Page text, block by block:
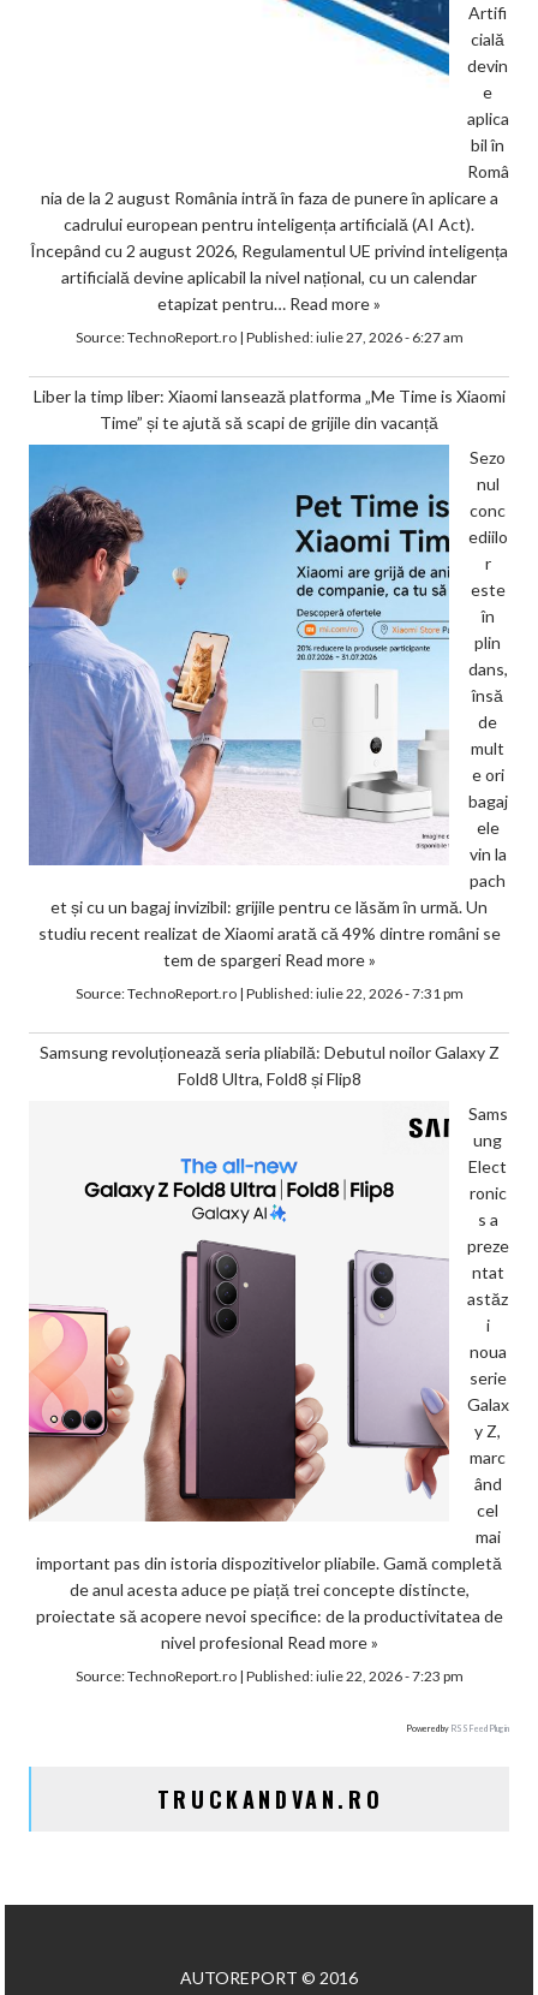
Artifi
cială
devin
e
aplica
bil în
Româ
nia de la 2 august România intră în faza de punere în aplicare a
cadrului european pentru inteligența artificială (AI Act).
Începând cu 2 august 2026, Regulamentul UE privind inteligența
artificială devine aplicabil la nivel național, cu un calendar
etapizat pentru… Read more »
Source:TechnoReport.ro| Published:iulie 27, 2026 - 6:27 am
Liber la timp liber: Xiaomi lansează platforma „Me Time is Xiaomi
Time” și te ajută să scapi de grijile din vacanță
Sezo
nul
conc
ediilo
r
este
în
plin
dans,
însă
de
mult
e ori
bagaj
ele
vin la
pach
et și cu un bagaj invizibil: grijile pentru ce lăsăm în urmă. Un
studiu recent realizat de Xiaomi arată că 49% dintre români se
tem de spargeri Read more »
Source:TechnoReport.ro| Published:iulie 22, 2026 - 7:31 pm
Samsung revoluționează seria pliabilă: Debutul noilor Galaxy Z
Fold8 Ultra, Fold8 și Flip8
Sams
ung
Elect
ronic
s a
preze
ntat
astăz
i
noua
serie
Galax
y Z,
marc
ând
cel
mai
important pas din istoria dispozitivelor pliabile. Gamă completă
de anul acesta aduce pe piață trei concepte distincte,
proiectate să acopere nevoi specifice: de la productivitatea de
nivel profesional Read more »
Source:TechnoReport.ro| Published:iulie 22, 2026 - 7:23 pm
Powered by RSS Feed Plugin
TRUCKANDVAN.RO
AUTOREPORT © 2016